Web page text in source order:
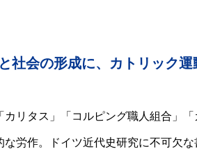
社会の形成に、カトリック
カリタス」「コルピング職人組合」
労作。ドイツ近代史研究に不可欠な